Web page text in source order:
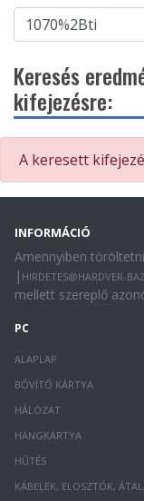
Keresés
kifejezésre:
A keresett
INFORMÁCIÓ
Amennyiben
| HIRDETES@HARDVER-
mellett szereplő
PC
ALAPLAP
BŐVÍTŐ KÁRTYA
HÁLÓZAT
HANGKÁRTYA
HŰTÉS
KÁBELEK, ELOSZTÓK,